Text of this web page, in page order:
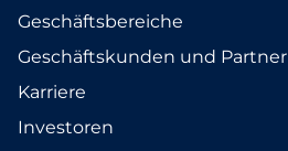
Geschäftsbereiche
Geschäftskunden und Partner
Karriere
Investoren